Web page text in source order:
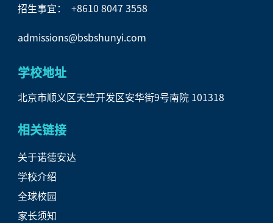
招生事宜： +8610 8047 3558
admissions@bsbshunyi.com
学校地址
北京市顺义区天竺开发区安华街9号南院 101318
相关链接
关于诺德安达
学校介绍
全球校园
家长须知